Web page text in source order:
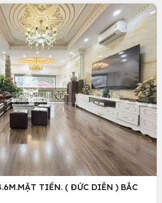
TIỀN. ( ĐỨC DIỄN ) BẮC